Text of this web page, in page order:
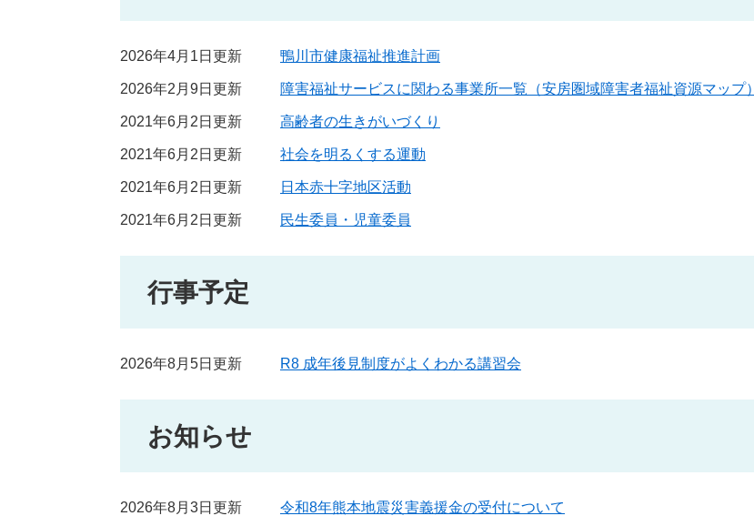
2026年4月1日更新 鴨川市健康福祉推進計画
2026年2月9日更新 障害福祉サービスに関わる事業所一覧（安房圏域障害者福祉資源マップ）
2021年6月2日更新 高齢者の生きがいづくり
2021年6月2日更新 社会を明るくする運動
2021年6月2日更新 日本赤十字地区活動
2021年6月2日更新 民生委員・児童委員
行事予定
2026年8月5日更新 R8 成年後見制度がよくわかる講習会
お知らせ
2026年8月3日更新 令和8年熊本地震災害義援金の受付について